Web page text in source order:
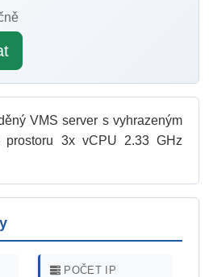
VMS server s vyhrazeným
prostoru 3x vCPU 2.33 GHz
POČET IP